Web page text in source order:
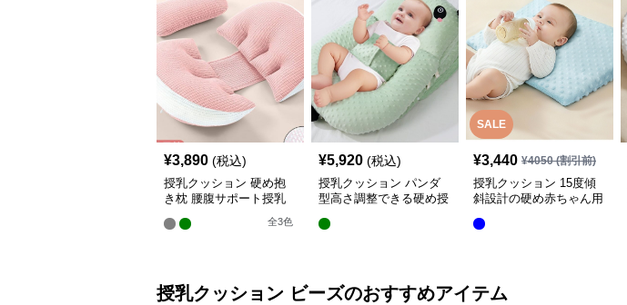
¥3,890 (税込)
授乳クッション 硬め抱
き枕 腰腹サポート授乳
全3色
¥5,920 (税込)
授乳クッション パンダ
型高さ調整できる硬め授
SALE
¥3,440 ¥4050(割引前)
授乳クッション 15度傾
斜設計の硬め赤ちゃん用
授乳クッション ビーズのおすすめアイテム